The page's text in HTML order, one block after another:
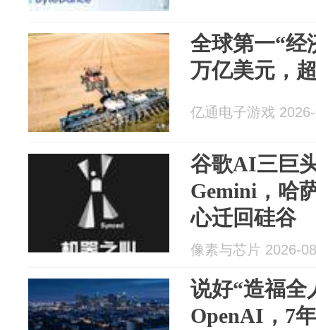
全球第一“经
万亿美元，
亿通电子游戏
谷歌AI三巨
Gemini，哈
心迁回硅谷
像素与芯片 2026-
说好“造福全
OpenAI，7